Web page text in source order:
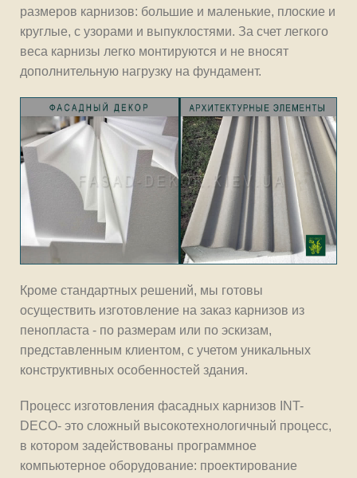
размеров карнизов: большие и маленькие, плоские и
круглые, с узорами и выпуклостями. За счет легкого
веса карнизы легко монтируются и не вносят
дополнительную нагрузку на фундамент.
Кроме стандартных решений, мы готовы
осуществить изготовление на заказ карнизов из
пенопласта - по размерам или по эскизам,
представленным клиентом, с учетом уникальных
конструктивных особенностей здания.
Процесс изготовления фасадных карнизов INT-
DECO- это сложный высокотехнологичный процесс,
в котором задействованы программное
компьютерное оборудование: проектирование